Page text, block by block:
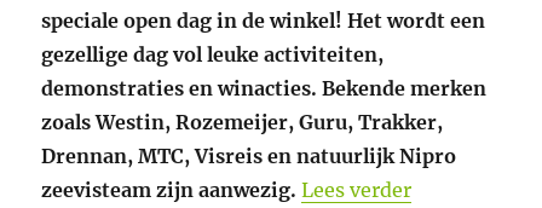
speciale open dag in de winkel! Het wordt een
gezellige dag vol leuke activiteiten,
demonstraties en winacties. Bekende merken
zoals Westin, Rozemeijer, Guru, Trakker,
Drennan, MTC, Visreis en natuurlijk Nipro
zeevisteam zijn aanwezig. Lees verder“Zaterdag